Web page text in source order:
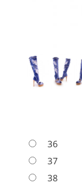
36
37
38